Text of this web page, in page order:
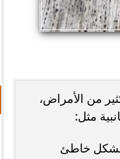
من الأمراض،
مثل:
بشكل خاطئ